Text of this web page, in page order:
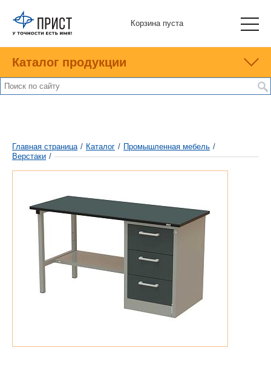
Корзина пуста
Каталог продукции
Главная страница / Каталог / Промышленная мебель /
Верстаки /